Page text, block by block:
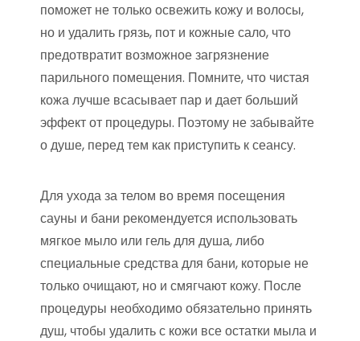
поможет не только освежить кожу и волосы,
но и удалить грязь, пот и кожные сало, что
предотвратит возможное загрязнение
парильного помещения. Помните, что чистая
кожа лучше всасывает пар и дает больший
эффект от процедуры. Поэтому не забывайте
о душе, перед тем как приступить к сеансу.
Для ухода за телом во время посещения
сауны и бани рекомендуется использовать
мягкое мыло или гель для душа, либо
специальные средства для бани, которые не
только очищают, но и смягчают кожу. После
процедуры необходимо обязательно принять
душ, чтобы удалить с кожи все остатки мыла и